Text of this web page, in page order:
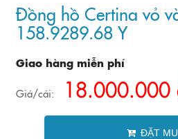
Đồng hồ Certina vỏ
158.9289.68 Y
Giao hàng miễn phí
Giá/cái: 18.000.000
ĐẶT